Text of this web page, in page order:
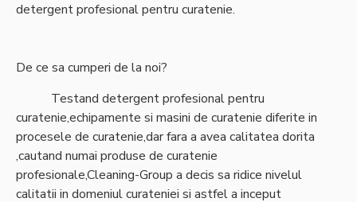
detergent profesional pentru curatenie.
De ce sa cumperi de la noi?
Testand detergent profesional pentru
curatenie,echipamente si masini de curatenie diferite in
procesele de curatenie,dar fara a avea calitatea dorita
,cautand numai produse de curatenie
profesionale,Cleaning-Group a decis sa ridice nivelul
calitatii in domeniul curateniei si astfel a inceput